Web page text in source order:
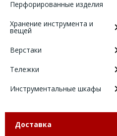
Перфорированные изделия
Хранение инструмента и
вещей
Верстаки
Тележки
Инструментальные шкафы
Доставка